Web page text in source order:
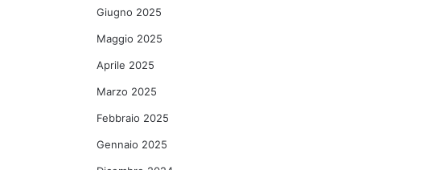
Giugno 2025
Maggio 2025
Aprile 2025
Marzo 2025
Febbraio 2025
Gennaio 2025